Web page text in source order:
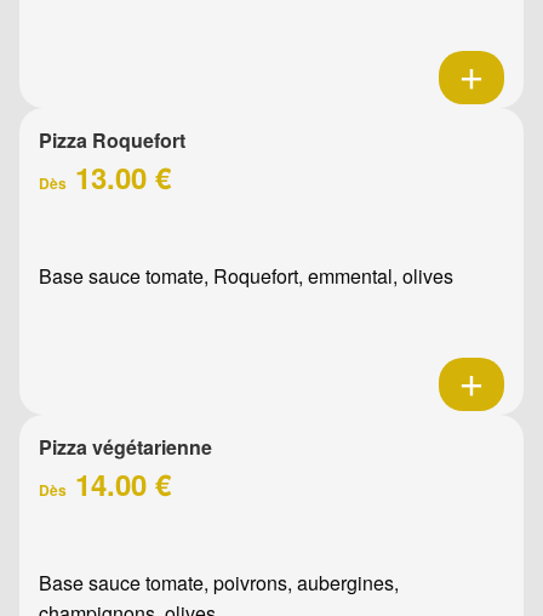
Pizza Roquefort
Dès 13.00 €
Base sauce tomate, Roquefort, emmental, olives
Pizza végétarienne
Dès 14.00 €
Base sauce tomate, poivrons, aubergines,